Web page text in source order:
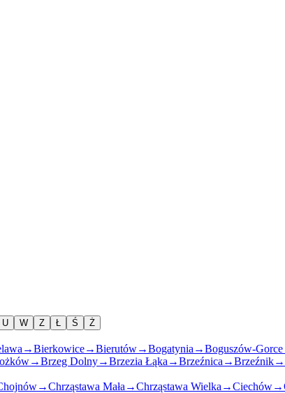
U W Z Ł Ś Ż
→Bierkowice→Bierutów→Bogatynia →Boguszów-Gorce
→Brzeg Dolny→Brzezia Łąka →Brzeźnica →Brzeźnik→
→Chrząstawa Mała →Chrząstawa Wielka →Ciechów→